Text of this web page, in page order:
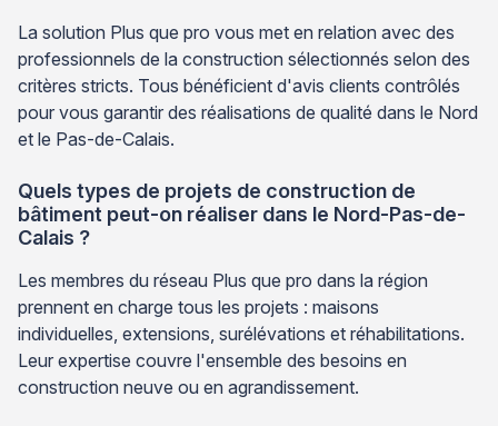
La solution Plus que pro vous met en relation avec des
professionnels de la construction sélectionnés selon des
critères stricts. Tous bénéficient d'avis clients contrôlés
pour vous garantir des réalisations de qualité dans le Nord
et le Pas-de-Calais.
Quels types de projets de construction de
bâtiment peut-on réaliser dans le Nord-Pas-de-
Calais ?
Les membres du réseau Plus que pro dans la région
prennent en charge tous les projets : maisons
individuelles, extensions, surélévations et réhabilitations.
Leur expertise couvre l'ensemble des besoins en
construction neuve ou en agrandissement.